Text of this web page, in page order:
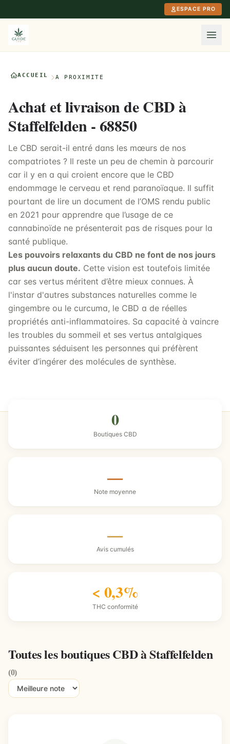
ESPACE PRO
ACCUEIL À PROXIMITÉ
Achat et livraison de CBD à
Staffelfelden - 68850
Le CBD serait-il entré dans les mœurs de nos
compatriotes ? Il reste un peu de chemin à parcourir
car il y en a qui croient encore que le CBD
endommage le cerveau et rend paranoïaque. Il suffit
pourtant de lire un document de l’OMS rendu public
en 2021 pour apprendre que l’usage de ce
cannabinoïde ne présenterait pas de risques pour la
santé publique.
Les pouvoirs relaxants du CBD ne font de nos jours
plus aucun doute. Cette vision est toutefois limitée
car ses vertus méritent d’être mieux connues. À
l'instar d'autres substances naturelles comme le
gingembre ou le curcuma, le CBD a de réelles
propriétés anti-inflammatoires. Sa capacité à vaincre
les troubles du sommeil et ses vertus antalgiques
puissantes séduisent les personnes qui préfèrent
éviter d’ingérer des molécules de synthèse.
0
Boutiques CBD
—
Note moyenne
—
Avis cumulés
< 0,3%
THC conformité
Toutes les boutiques CBD à Staffelfelden
(0)